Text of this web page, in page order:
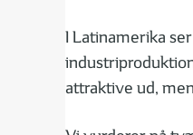
I Latinamerika
attraktive ud,